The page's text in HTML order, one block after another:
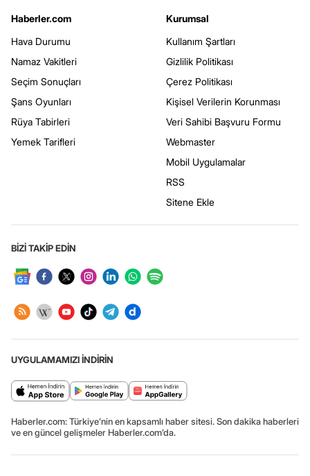
Haberler.com
Hava Durumu
Namaz Vakitleri
Seçim Sonuçları
Şans Oyunları
Rüya Tabirleri
Yemek Tarifleri
Kurumsal
Kullanım Şartları
Gizlilik Politikası
Çerez Politikası
Kişisel Verilerin Korunması
Veri Sahibi Başvuru Formu
Webmaster
Mobil Uygulamalar
RSS
Sitene Ekle
BİZİ TAKİP EDİN
UYGULAMAMIZI İNDİRİN
Haberler.com: Türkiye’nin en kapsamlı haber sitesi. Son dakika haberleri
ve en güncel gelişmeler Haberler.com’da.